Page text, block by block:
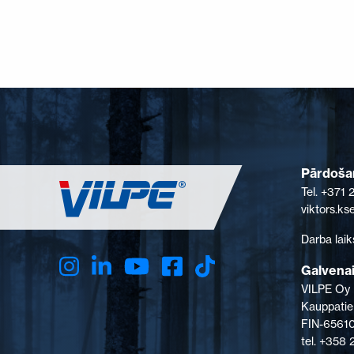
Tel. +371
Darba
VILPE Oy
FIN-
tel. +358